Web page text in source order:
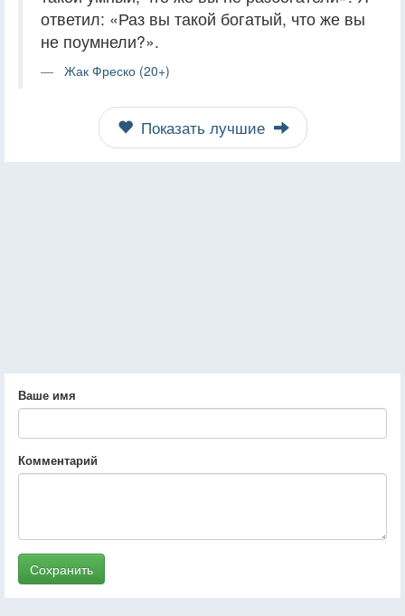
ответил: «Раз вы такой богатый, что же вы
не поумнели?».
Жак Фреско (20+)
Показать лучшие
Ваше имя
Комментарий
Сохранить